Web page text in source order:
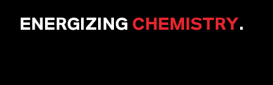
ENERGIZING CHEMISTRY.